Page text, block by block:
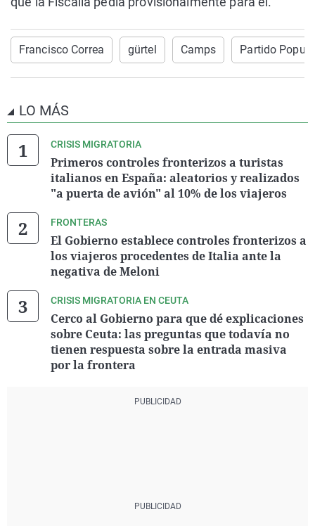
Francisco Correa gürtel Camps Partido
LO MÁS
CRISIS MIGRATORIA
Primeros controles fronterizos a turistas
italianos en España: aleatorios y realizados
"a puerta de avión" al 10% de los viajeros
FRONTERAS
El Gobierno establece controles fronterizos a
los viajeros procedentes de Italia ante la
negativa de Meloni
CRISIS MIGRATORIA EN CEUTA
Cerco al Gobierno para que dé explicaciones
sobre Ceuta: las preguntas que todavía no
tienen respuesta sobre la entrada masiva
por la frontera